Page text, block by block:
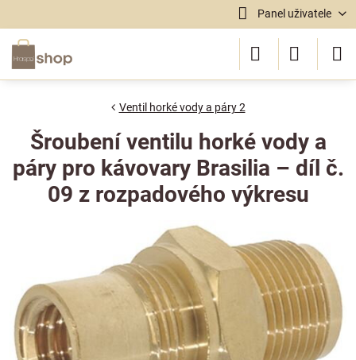
Panel uživatele
Ventil horké vody a páry 2
Šroubení ventilu horké vody a
páry pro kávovary Brasilia – díl č.
09 z rozpadového výkresu